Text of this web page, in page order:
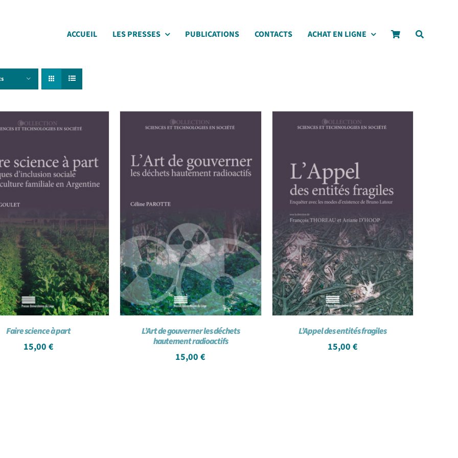
ACCUEIL LES PRESSES PUBLICATIONS CONTACTS ACHAT EN LIGNE
Faire science à part
15,00 €
L’Art de gouverner les déchets
hautement radioactifs
15,00€
L’Appel des entités fragiles
15,00 €